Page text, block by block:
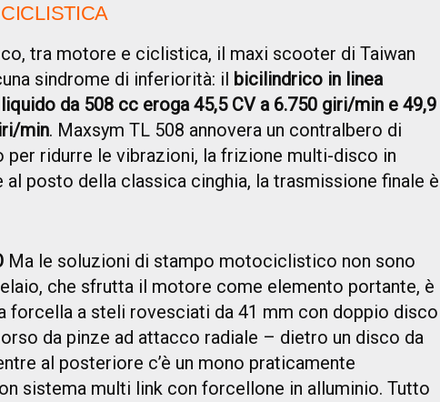
tra motore e ciclistica, il maxi scooter di Taiwan
sindrome di inferiorità: il bicilindrico in linea
da 508 cc eroga 45,5 CV a 6.750 giri/min e 49,9
min. Maxsym TL 508 annovera un contralbero di
per ridurre le vibrazioni, la frizione multi-disco in
al posto della classica cinghia, la trasmissione finale è
Ma le soluzioni di stampo motociclistico non sono
che sfrutta il motore come elemento portante, è
forcella a steli rovesciati da 41 mm con doppio disco
da pinze ad attacco radiale – dietro un disco da
al posteriore c’è un mono praticamente
sistema multi link con forcellone in alluminio. Tutto